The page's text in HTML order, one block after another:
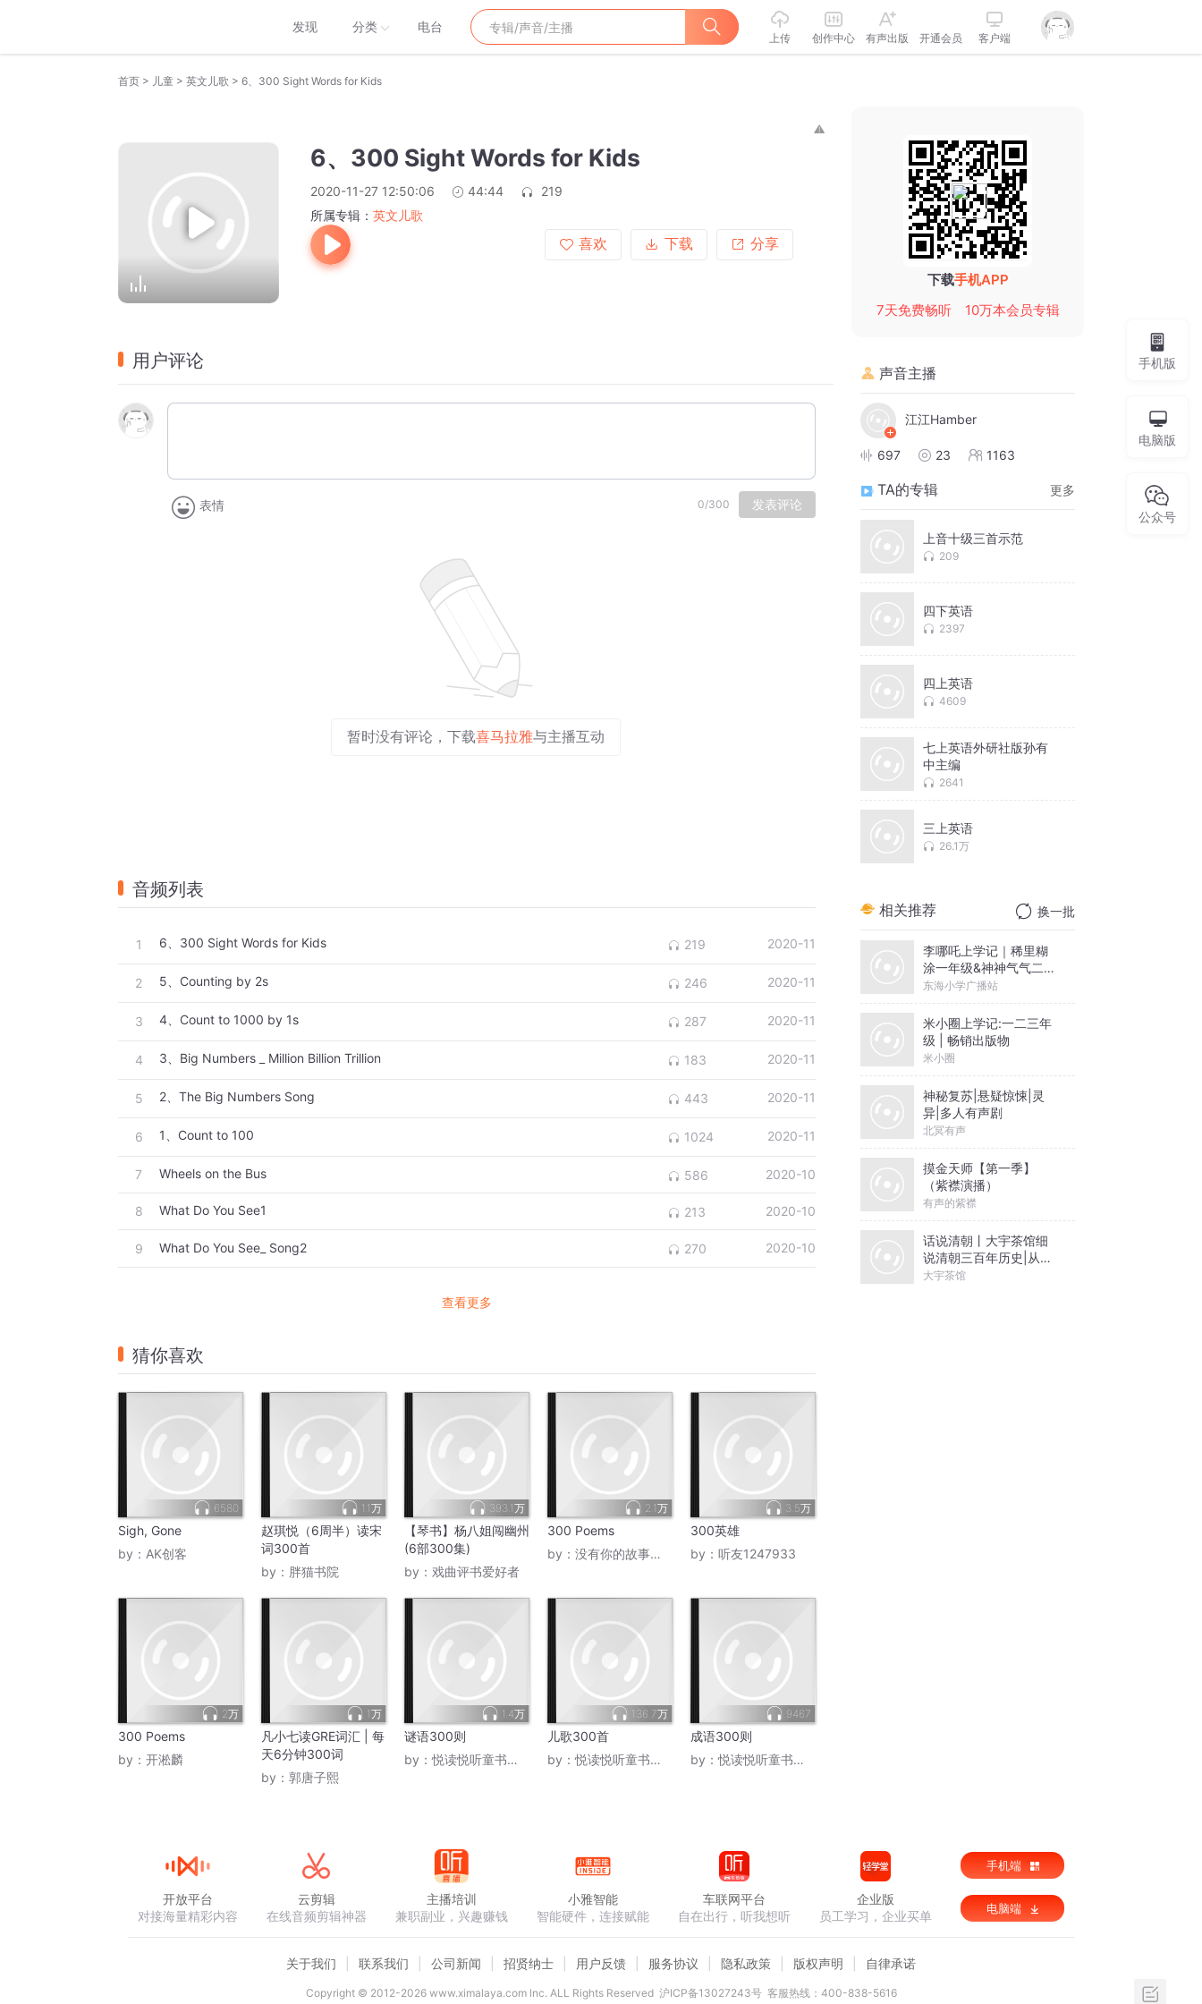
发现 分类 电台
上传 创作中心 有声出版 开通会员 客户端
首页 > 儿童 > 英文儿歌 > 6、300 Sight Words for Kids
6、300 Sight Words for Kids
2020-11-27 12:50:06 44:44
219
所属专辑： 英文儿歌
喜欢
下载 分享
用户评论
表情 0/300 发表评论
暂时没有评论，下载喜马拉雅与主播互动
音频列表
1 6、300 Sight Words for Kids 219 2020-11
2 5、Counting by 2s 246 2020-11
3 4、Count to 1000 by 1s 287 2020-11
4 3、Big Numbers _ Million Billion Trillion 183 2020-11
5 2、The Big Numbers Song 443 2020-11
6 1、Count to 100 1024 2020-11
7 Wheels on the Bus 586 2020-10
8 What Do You See1 213 2020-10
9 What Do You See_ Song2 270 2020-10
查看更多
猜你喜欢
6580
Sigh, Gone
by： AK创客
1.1万
赵琪悦（6周半）读宋
词300首
by： 胖猫书院
393.1万
【琴书】杨八姐闯幽州
(6部300集)
by： 戏曲评书爱好者
2.1万
300 Poems
by： 没有你的故事你是谁
3.5万
300英雄
by： 听友1247933
2万
300 Poems
by： 开淞麟
1万
凡小七读GRE词汇 | 每
天6分钟300词
by： 郭唐子熙
1.4万
谜语300则
by：悦读悦听童书世界
136.7万
儿歌300首
by：悦读悦听童书世界
9467
成语300则
by：悦读悦听童书世界
下载手机APP
7天免费畅听
10万本会员专辑
声音主播
江江Hamber
697 23 1163
TA的专辑 更多
上音十级三首示范
209
四下英语
2397
四上英语
4609
七上英语外研社版孙有
中主编
2641
三上英语
26.1万
相关推荐 换一批
李哪吒上学记｜稀里糊
涂一年级&神神气气二年
级
东海小学广播站
米小圈上学记:一二三年
级 | 畅销出版物
米小圈
神秘复苏|悬疑惊悚|灵
异|多人有声剧
北冥有声
摸金天师【第一季】
（紫襟演播）
有声的紫襟
话说清朝丨大宇茶馆细
说清朝三百年历史|从努
尔哈赤到末代皇帝溥仪|
大宇茶馆
手机版
电脑版
公众号
开放平台
对接海量精彩内容
云剪辑
在线音频剪辑神器
主播培训
兼职副业，兴趣赚钱
小雅智能
智能硬件，连接赋能
车联网平台
自在出行，听我想听
企业版
员工学习，企业买单
手机端
电脑端
关于我们 联系我们 公司新闻 招贤纳士 用户反馈 服务协议 隐私政策 版权声明 自律承诺
Copyright © 2012-2026www.ximalaya.com lnc. ALL Rights Reserved 沪ICP备13027243号 客服热线：400-838-5616